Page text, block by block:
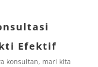
Efektif
konsultan, mari kita